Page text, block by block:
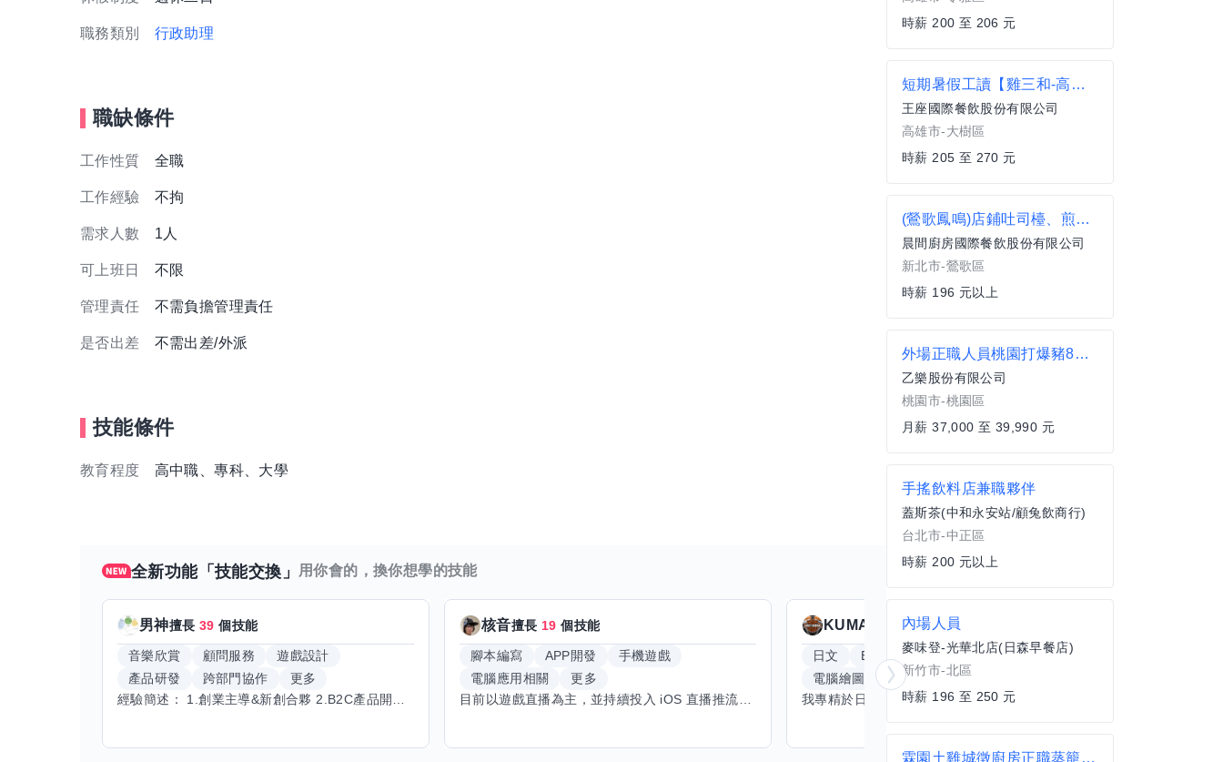
職務類別 行政助理
職缺條件
工作性質 全職
工作經驗 不拘
需求人數 1人
可上班日 不限
管理責任 不需負擔管理責任
是否出差 不需出差/外派
技能條件
教育程度 高中職、專科、大學
全新功能「技能交換」 用你會的，換你想學的技能
男神擅長39 個技能
音樂欣賞 顧問服務
遊戲設計
產品研發
跨部門協作
更多
經驗簡述： 1.創業主導&新創合夥 2.B2C產品開發運營一條龍 3.AI應用開發與量化研究新創 標籤話題都可以聊，開放交流 找尋共同創業機會，亦歡迎新創收編
核音擅長 19 個技能
腳本編寫 APP開發
手機遊戲
電腦應用相關
更多
目前以遊戲直播為主，並持續投入 iOS 直播推流應用開發。對直播技術、影音串流、AI 應用、內容創作與產品設計有濃厚興趣，平時透過實作累積開發經驗，也持續學習 Godot 遊戲開發、影音剪輯、音樂創作與編曲等相關技術。 希望透過技能交換認識不同背景的夥伴，一起交流開發經驗、Side Project、AI 工作流程、內容創作與職涯發展。如果你也對程式開發、直播技術、設計、美術、Cosplay、造型、化妝、攝影、影音製作、音樂創作等領域有興趣，都很歡迎交流，彼此分享經驗、互相學習，一起成長。
KUMA 19個技能
日文 Excel Word
PowerPoint
電腦繪圖
手繪 影像剪輯與後製
時薪 200 至 206 元
短期暑假工讀【雞三和-高雄義大店】內外場計時員(早晚班任選)時薪205-270、加碼假日津貼達時薪217-282
王座國際餐飲股份有限公司
高雄市-大樹區
時薪 205 至 270 元
(鶯歌鳳鳴)店鋪吐司檯、煎台操作人員兼職人員
晨間廚房國際餐飲股份有限公司
新北市-鶯歌區
時薪 196 元以上
外場正職人員桃園打爆豬8小時
乙樂股份有限公司
桃園市-桃園區
月薪 37,000 至 39,990 元
手搖飲料店兼職夥伴
蓋斯茶(中和永安站/顧兔飲商行)
台北市-中正區
時薪 200 元以上
內場人員
麥味登-光華北店(日森早餐店)
新竹市-北區
時薪 196 至 250 元
霖園土雞城徵廚房正職蒸籠師傅43K起